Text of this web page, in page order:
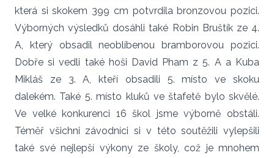
která si skokem 399 cm potvrdila bronzovou pozici.
Výborných výsledků dosáhli také Robin Bruštík ze 4.
A, který obsadil neoblíbenou bramborovou pozici.
Dobře si vedli také hoši David Pham z 5. A a Kuba
Mikláš ze 3. A, kteří obsadili 5. místo ve skoku
dalekém. Také 5. místo kluků ve štafetě bylo skvělé.
Ve velké konkurenci 16 škol jsme výborně obstáli.
Téměř všichni závodníci si v této soutěžili vylepšili
také své nejlepší výkony ze školy, což je mnohem